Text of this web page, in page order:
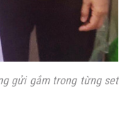
gửi gắm trong từng set